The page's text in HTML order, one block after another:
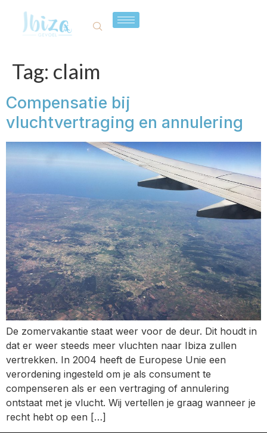
Tag: claim
Compensatie bij
vluchtvertraging en annulering
De zomervakantie staat weer voor de deur. Dit houdt in
dat er weer steeds meer vluchten naar Ibiza zullen
vertrekken. In 2004 heeft de Europese Unie een
verordening ingesteld om je als consument te
compenseren als er een vertraging of annulering
ontstaat met je vlucht. Wij vertellen je graag wanneer je
recht hebt op een […]